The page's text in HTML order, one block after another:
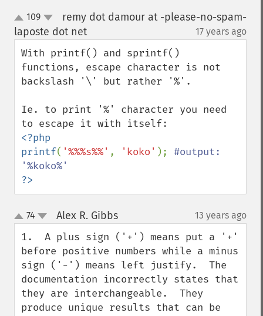
up
down
109
remy dot damour at -please-no-spam-
laposte dot net¶ 17 years ago
With printf() and sprintf()
functions, escape character is not
backslash '\' but rather '%'.
Ie. to print '%' character you need
<?php
printf( '%%%s%%' , 'koko' ); #output:
?>
up
down
74 Alex R. Gibbs¶ 13 years ago
1.  A plus sign ('+') means put a '+'
before positive numbers while a minus
sign ('-') means left justify.  The
documentation incorrectly states that
they are interchangeable.  They
produce unique results that can be